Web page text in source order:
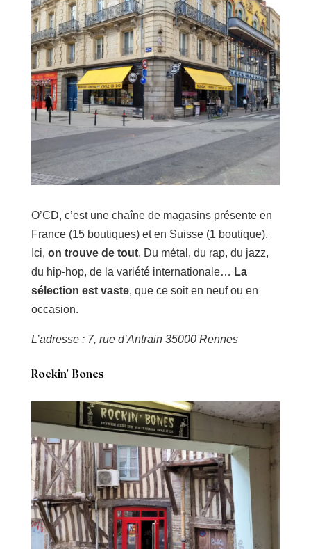
O’CD, c’est une chaîne de magasins présente en
France (15 boutiques) et en Suisse (1 boutique).
Ici, on trouve de tout. Du métal, du rap, du jazz,
du hip-hop, de la variété internationale… La
sélection est vaste, que ce soit en neuf ou en
occasion.
L’adresse : 7, rue d’Antrain 35000 Rennes
Rockin’ Bones